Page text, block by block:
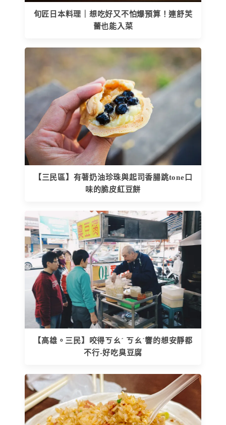
旬匠日本料理｜想吃好又不怕爆預算！連舒芙
蕾也能入菜
【三民區】有著奶油珍珠與起司香腸跳tone口
味的脆皮紅豆餅
【高雄。三民】咬得ㄎㄠˊ ㄎㄠˊ響的想安靜都
不行-好吃臭豆腐